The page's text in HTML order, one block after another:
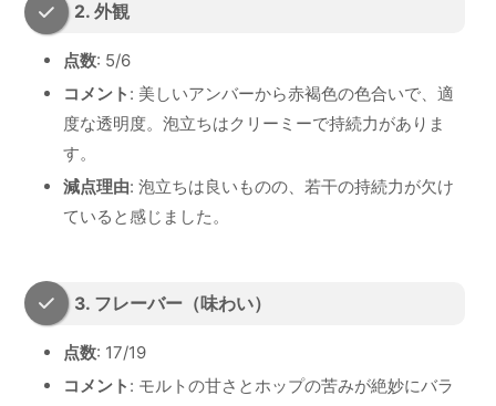
2. 外観
点数: 5/6
コメント : 美しいアンバーから赤褐色の色合いで、適
度な透明度。泡立ちはクリーミーで持続力がありま
す。
減点理由: 泡立ちは良いものの、若干の持続力が欠け
ていると感じました。
3. フレーバー（味わい）
点数: 17/19
コメント : モルトの甘さとホップの苦みが絶妙にバラ